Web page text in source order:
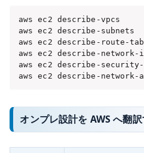
aws ec2 describe-vpcs
aws ec2 describe-subnets
aws ec2 describe-route-
aws ec2 describe-
aws ec2 describe-security-
aws ec2 describe-network-
オンプレ設計を AWS へ翻